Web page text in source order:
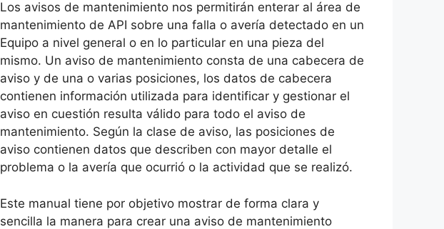
Los avisos de mantenimiento nos permitirán enterar al área de
mantenimiento de API sobre una falla o avería detectado en un
Equipo a nivel general o en lo particular en una pieza del
mismo. Un aviso de mantenimiento consta de una cabecera de
aviso y de una o varias posiciones, los datos de cabecera
contienen información utilizada para identificar y gestionar el
aviso en cuestión resulta válido para todo el aviso de
mantenimiento. Según la clase de aviso, las posiciones de
aviso contienen datos que describen con mayor detalle el
problema o la avería que ocurrió o la actividad que se realizó.
Este manual tiene por objetivo mostrar de forma clara y
sencilla la manera para crear una aviso de mantenimiento